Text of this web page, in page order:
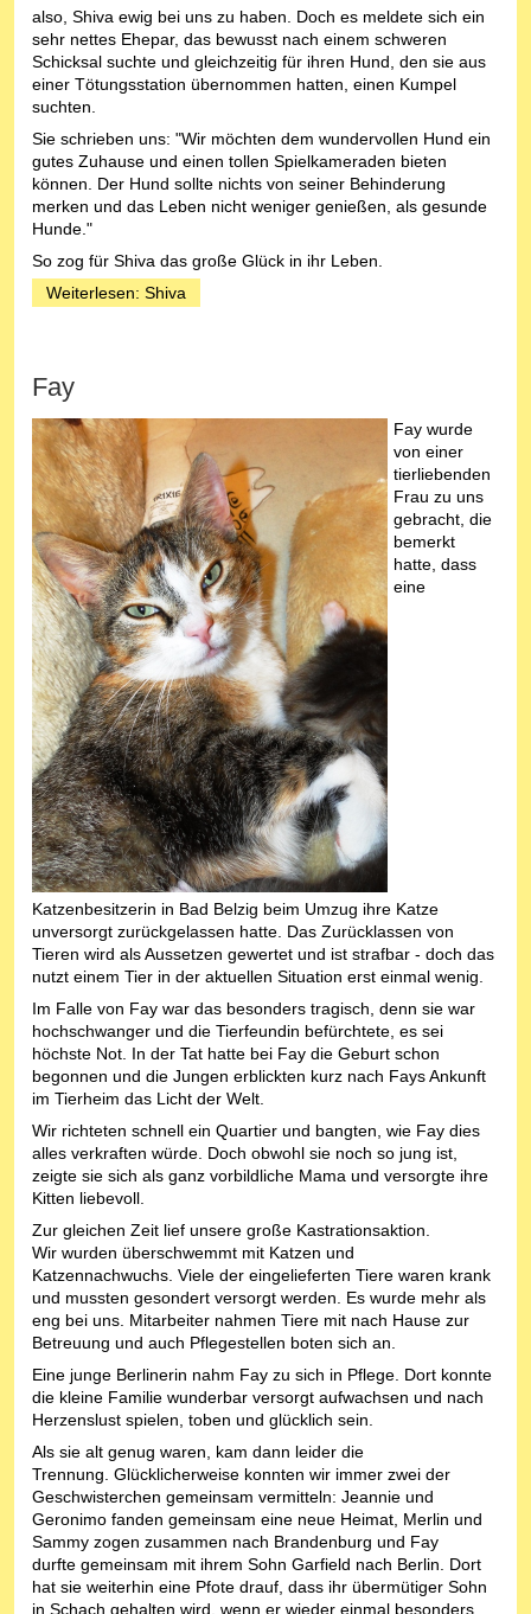
also, Shiva ewig bei uns zu haben. Doch es meldete sich ein
sehr nettes Ehepar, das bewusst nach einem schweren
Schicksal suchte und gleichzeitig für ihren Hund, den sie aus
einer Tötungsstation übernommen hatten, einen Kumpel
suchten.
Sie schrieben uns: "Wir möchten dem wundervollen Hund ein
gutes Zuhause und einen tollen Spielkameraden bieten
können. Der Hund sollte nichts von seiner Behinderung
merken und das Leben nicht weniger genießen, als gesunde
Hunde."
So zog für Shiva das große Glück in ihr Leben.
Weiterlesen: Shiva
Fay
Fay wurde
von einer
tierliebenden
Frau zu uns
gebracht, die
bemerkt
hatte, dass
eine
Katzenbesitzerin in Bad Belzig beim Umzug ihre Katze
unversorgt zurückgelassen hatte. Das Zurücklassen von
Tieren wird als Aussetzen gewertet und ist strafbar - doch das
nutzt einem Tier in der aktuellen Situation erst einmal wenig.
Im Falle von Fay war das besonders tragisch, denn sie war
hochschwanger und die Tierfeundin befürchtete, es sei
höchste Not. In der Tat hatte bei Fay die Geburt schon
begonnen und die Jungen erblickten kurz nach Fays Ankunft
im Tierheim das Licht der Welt.
Wir richteten schnell ein Quartier und bangten, wie Fay dies
alles verkraften würde. Doch obwohl sie noch so jung ist,
zeigte sie sich als ganz vorbildliche Mama und versorgte ihre
Kitten liebevoll.
Zur gleichen Zeit lief unsere große Kastrationsaktion.
Wir wurden überschwemmt mit Katzen und
Katzennachwuchs. Viele der eingelieferten Tiere waren krank
und mussten gesondert versorgt werden. Es wurde mehr als
eng bei uns. Mitarbeiter nahmen Tiere mit nach Hause zur
Betreuung und auch Pflegestellen boten sich an.
Eine junge Berlinerin nahm Fay zu sich in Pflege. Dort konnte
die kleine Familie wunderbar versorgt aufwachsen und nach
Herzenslust spielen, toben und glücklich sein.
Als sie alt genug waren, kam dann leider die
Trennung. Glücklicherweise konnten wir immer zwei der
Geschwisterchen gemeinsam vermitteln: Jeannie und
Geronimo fanden gemeinsam eine neue Heimat, Merlin und
Sammy zogen zusammen nach Brandenburg und Fay
durfte gemeinsam mit ihrem Sohn Garfield nach Berlin. Dort
hat sie weiterhin eine Pfote drauf, dass ihr übermütiger Sohn
in Schach gehalten wird, wenn er wieder einmal besonders